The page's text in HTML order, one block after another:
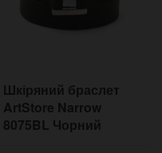
Шкіряний браслет
ArtStore Narrow
8075BL Чорний